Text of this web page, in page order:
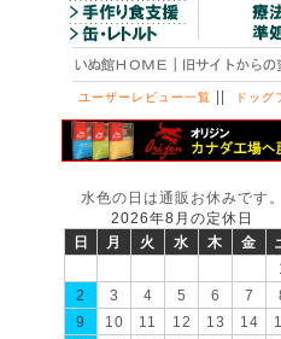
ユーザーレビュー一覧 || ドッ
水色の日は通販お休みです。
2026年8月の定休日
日
月 火 水 木 金
2
3 4 5 6 7
9
10 11 12 13 14